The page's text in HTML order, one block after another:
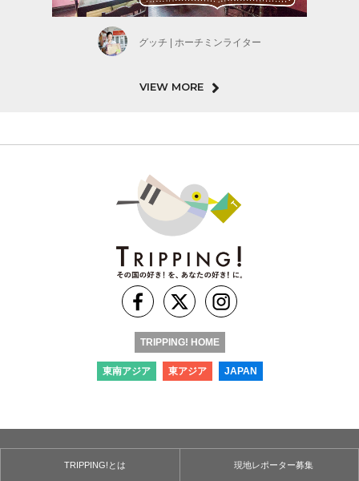
グッチ | ホーチミンライター
VIEW MORE
TRIPPING! HOME
東南アジア 東アジア JAPAN
TRIPPING!とは 現地レポーター募集